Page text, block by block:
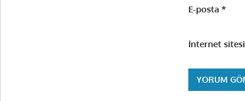
E-posta*
İnternet sitesi